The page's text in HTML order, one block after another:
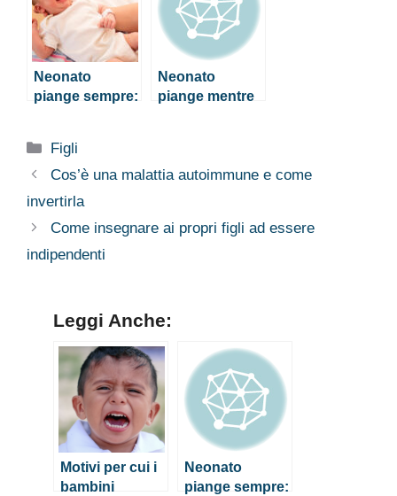
Neonato
piange sempre:
Neonato
piange mentre
Categorie
Figli
Cos’è una malattia autoimmune e come
invertirla
Come insegnare ai propri figli ad essere
indipendenti
Leggi Anche:
Motivi per cui i
bambini
Neonato
piange sempre: